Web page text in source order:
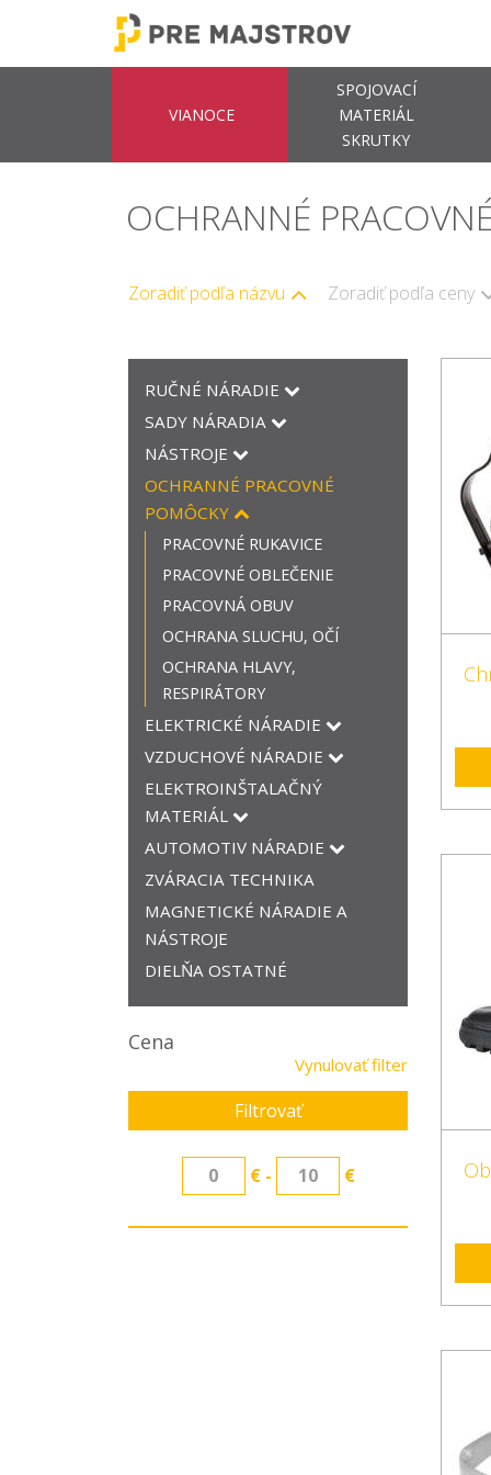
VIANOCE
SPOJOVACÍ
MATERIÁL
SKRUTKY
OCHRANNÉ
Zoradiť podľa názvu Zoradiť podľa ceny
RUČNÉ NÁRADIE
SADY NÁRADIA
NÁSTROJE
OCHRANNÉ PRACOVNÉ
POMÔCKY
PRACOVNÉ RUKAVICE
PRACOVNÉ OBLEČENIE
PRACOVNÁ OBUV
OCHRANA SLUCHU, OČÍ
OCHRANA HLAVY,
RESPIRÁTORY
ELEKTRICKÉ NÁRADIE
VZDUCHOVÉ NÁRADIE
ELEKTROINŠTALAČNÝ
MATERIÁL
AUTOMOTIV NÁRADIE
ZVÁRACIA TECHNIKA
MAGNETICKÉ NÁRADIE A
NÁSTROJE
DIELŇA OSTATNÉ
Cena
Vynulovať filter
Filtrovať
€ - €